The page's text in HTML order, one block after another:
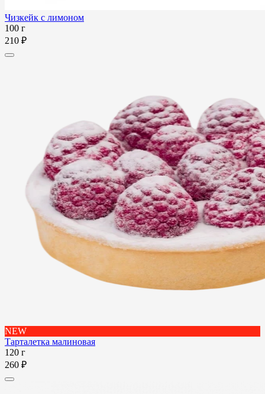
Чизкейк с лимоном
100 г
210 ₽
NEW
Тарталетка малиновая
120 г
260 ₽